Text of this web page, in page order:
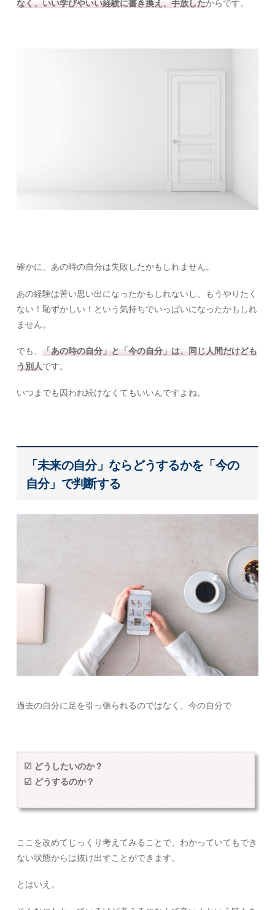
なく、いい学びやいい経験に書き換え、手放したからです。
確かに、あの時の自分は失敗したかもしれません。
あの経験は苦い思い出になったかもしれないし、もうやりたく
ない！恥ずかしい！という気持ちでいっぱいになったかもしれ
ません。
でも、 「あの時の自分」と「今の自分」は、同じ人間だけども
う別人です。
いつまでも囚われ続けなくてもいいんですよね。
「未来の自分」ならどうするかを「今の
自分」で判断する
過去の自分に足を引っ張られるのではなく、今の自分で
☑︎ どうしたいのか？
☑︎ どうするのか？
ここを改めてじっくり考えてみることで、わかっていてもでき
ない状態からは抜け出すことができます。
とはいえ。